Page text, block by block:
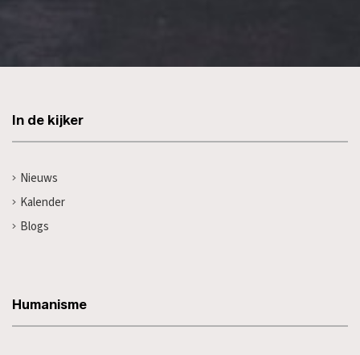
In de kijker
Nieuws
Kalender
Blogs
Humanisme